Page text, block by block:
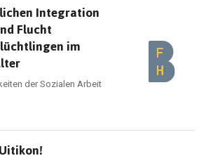
Integration
Flucht
im
der Sozialen Arbeit